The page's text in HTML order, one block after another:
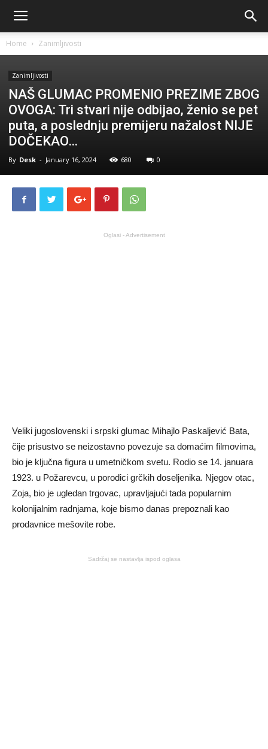
Home Zanimljivosti
Zanimljivosti
NAŠ GLUMAC PROMENIO PREZIME ZBOG
OVOGA: Tri stvari nije odbijao, ženio se pet
puta, a poslednju premijeru nažalost NIJE
DOČEKAO…
By Desk - January 16, 2024 680 0
Oglasi - Advertisement
Veliki jugoslovenski i srpski glumac Mihajlo Paskaljević Bata,
čije prisustvo se neizostavno povezuje sa domaćim filmovima,
bio je ključna figura u umetničkom svetu. Rodio se 14. januara
1923. u Požarevcu, u porodici grčkih doseljenika. Njegov otac,
Zoja, bio je ugledan trgovac, upravljajući tada popularnim
kolonijalnim radnjama, koje bismo danas prepoznali kao
prodavnice mešovite robe.
Sadržaj se nastavlja ispod oglasa